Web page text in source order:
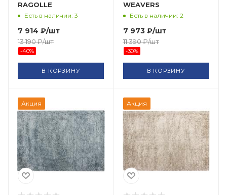
RAGOLLE
Есть в наличии: 3
7 914 ₽/шт
13 190₽/шт
-40%
В КОРЗИНУ
WEAVERS
Есть в наличии: 2
7 973₽/шт
11 390₽/шт
-30%
В КОРЗИНУ
Акция Акция